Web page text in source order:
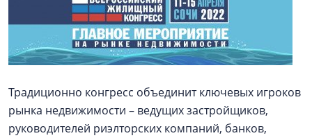
Традиционно конгресс объединит ключевых игроков
рынка недвижимости – ведущих застройщиков,
руководителей риэлторских компаний, банков,